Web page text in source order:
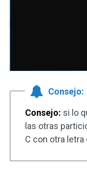
Consejo:
Consejo: si lo
las otras
C con otra letra